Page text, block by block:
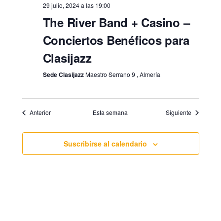
d
e
b
q
u
e
d
e
E
e
29 julio, 2024 a las 19:00
The River Band + Casino –
Conciertos Benéficos para
Clasijazz
Sede ClasijazzMaestro Serrano 9 , Almería
Anterior Esta semana Siguiente
Suscribirse al calendario